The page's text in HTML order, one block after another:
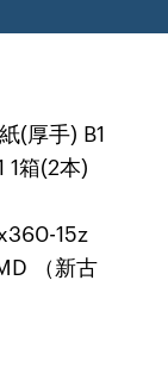
(厚手) B1
1箱(2本)
15z
（新古